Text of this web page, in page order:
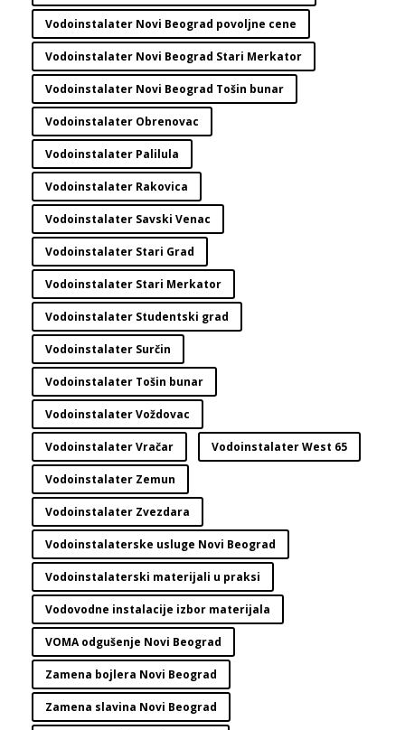
Vodoinstalater Novi Beograd povoljne cene
Vodoinstalater Novi Beograd Stari Merkator
Vodoinstalater Novi Beograd Tošin bunar
Vodoinstalater Obrenovac
Vodoinstalater Palilula
Vodoinstalater Rakovica
Vodoinstalater Savski Venac
Vodoinstalater Stari Grad
Vodoinstalater Stari Merkator
Vodoinstalater Studentski grad
Vodoinstalater Surčin
Vodoinstalater Tošin bunar
Vodoinstalater Voždovac
Vodoinstalater Vračar Vodoinstalater West 65
Vodoinstalater Zemun
Vodoinstalater Zvezdara
Vodoinstalaterske usluge Novi Beograd
Vodoinstalaterski materijali u praksi
Vodovodne instalacije izbor materijala
VOMA odgušenje Novi Beograd
Zamena bojlera Novi Beograd
Zamena slavina Novi Beograd